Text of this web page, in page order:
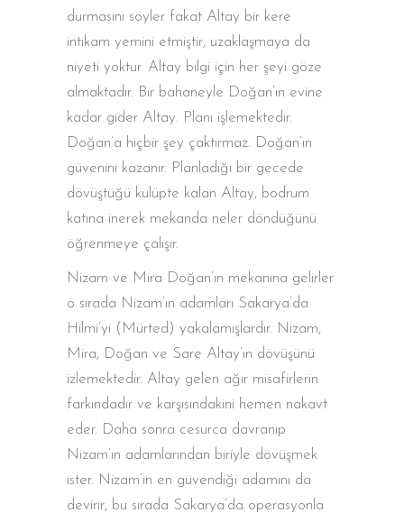
durmasını söyler fakat Altay bir kere
intikam yemini etmiştir, uzaklaşmaya da
niyeti yoktur. Altay bilgi için her şeyi göze
almaktadır. Bir bahaneyle Doğan’ın evine
kadar gider Altay. Planı işlemektedir.
Doğan’a hiçbir şey çaktırmaz. Doğan’ın
güvenini kazanır. Planladığı bir gecede
dövüştüğü kulüpte kalan Altay, bodrum
katına inerek mekanda neler döndüğünü
öğrenmeye çalışır.
Nizam ve Mira Doğan’ın mekanına gelirler
o sırada Nizam’ın adamları Sakarya’da
Hilmi’yi (Mürted) yakalamışlardır. Nizam,
Mira, Doğan ve Sare Altay’ın dövüşünü
izlemektedir. Altay gelen ağır misafirlerin
farkındadır ve karşısındakini hemen nakavt
eder. Daha sonra cesurca davranıp
Nizam’ın adamlarından biriyle dövüşmek
ister. Nizam’ın en güvendiği adamını da
devirir, bu sırada Sakarya’da operasyonla